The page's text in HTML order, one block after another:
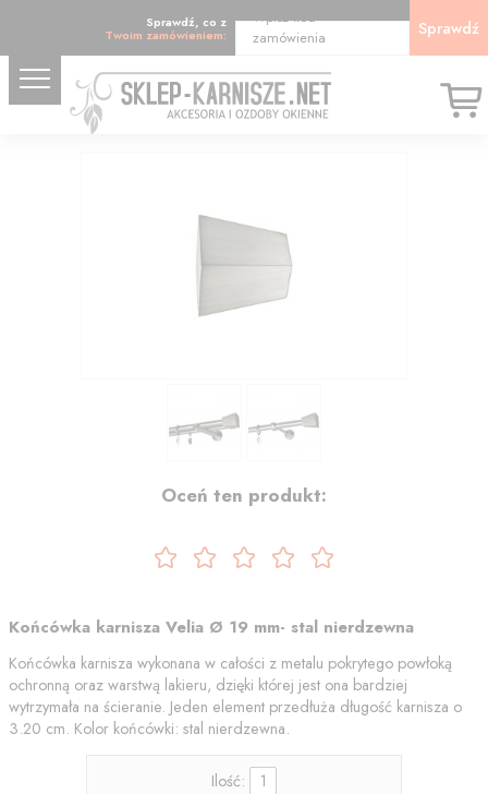
Sprawdź, co z
Twoim zamówieniem:
Wpisz kod
zamówienia
Sprawdź
Oceń ten produkt:
Końcówka karnisza Velia Ø 19 mm- stal nierdzewna
Końcówka karnisza wykonana w całości z metalu pokrytego powłoką
ochronną oraz warstwą lakieru, dzięki której jest ona bardziej
wytrzymała na ścieranie. Jeden element przedłuża długość karnisza o
3.20 cm. Kolor końcówki: stal nierdzewna.
Ilość: